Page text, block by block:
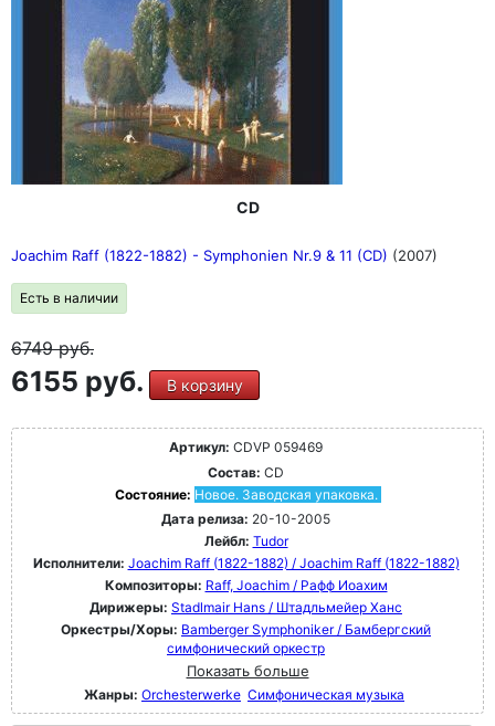
CD
Joachim Raff (1822-1882) - Symphonien Nr.9 & 11 (CD) (2007)
Есть в наличии
6749руб.
6155 руб. В корзину
Артикул: CDVP 059469
Состав: CD
Состояние: Новое. Заводская упаковка.
Дата релиза: 20-10-2005
Лейбл: Tudor
Исполнители: Joachim Raff (1822-1882) / Joachim Raff (1822-1882)
Композиторы: Raff, Joachim / Рафф Иоахим
Дирижеры: Stadlmair Hans / Штадльмейер Ханс
Оркестры/Хоры: Bamberger Symphoniker / Бамбергский
симфонический оркестр
Показать больше
Жанры: Orchesterwerke Симфоническая музыка